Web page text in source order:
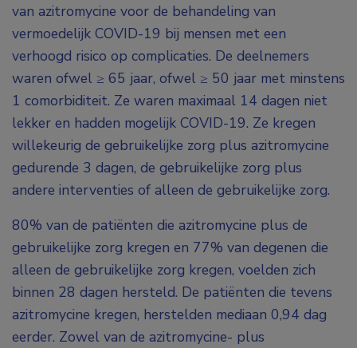
van azitromycine voor de behandeling van
vermoedelijk COVID-19 bij mensen met een
verhoogd risico op complicaties. De deelnemers
waren ofwel ≥ 65 jaar, ofwel ≥ 50 jaar met minstens
1 comorbiditeit. Ze waren maximaal 14 dagen niet
lekker en hadden mogelijk COVID-19. Ze kregen
willekeurig de gebruikelijke zorg plus azitromycine
gedurende 3 dagen, de gebruikelijke zorg plus
andere interventies of alleen de gebruikelijke zorg.
80% van de patiënten die azitromycine plus de
gebruikelijke zorg kregen en 77% van degenen die
alleen de gebruikelijke zorg kregen, voelden zich
binnen 28 dagen hersteld. De patiënten die tevens
azitromycine kregen, herstelden mediaan 0,94 dag
eerder. Zowel van de azitromycine- plus